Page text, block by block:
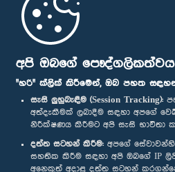
අපි ඔබගේ
"හරි" ක්ලික් කිරීමෙන්, ඔබ පහත
සැසි ලුහුබැඳීම (Session Tracking):
අත්දැකීමක් ලබාදීම සඳහා අපගේ
නිරීක්ෂණය කිරීමට අපි සැසි භාවිතා
දත්ත සටහන් කිරීම: අපගේ
සහතික කිරීම සඳහා අපි ඔබගේ IP
අනෙකුත් අදාළ දත්ත සටහන්
මුල් පිටුව
පාර්ලිමේන්තු ජංගම යෙදුම
අප හා සම්බන්ධ වී සිටින්න :